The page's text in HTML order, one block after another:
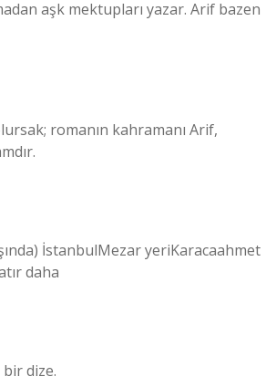
aşk mektupları yazar. Arif bazen
romanın kahramanı Arif,
İstanbulMezar yeriKaracaahmet
daha
dize.